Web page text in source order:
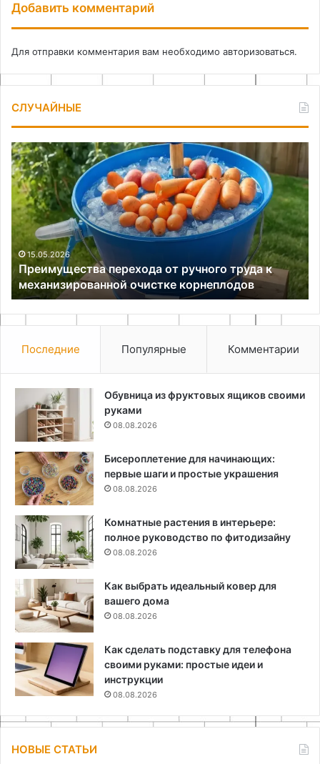
Добавить комментарий
Для отправки комментария вам необходимо авторизоваться.
СЛУЧАЙНЫЕ
Преимущества
перехода
от
ручного
труда
к
механизированной
очистке
корнеплодов
15.05.2026
Преимущества перехода от ручного труда к
механизированной очистке корнеплодов
Последние Популярные Комментарии
Обувница из фруктовых ящиков своими
руками
08.08.2026
Бисероплетение для начинающих:
первые шаги и простые украшения
08.08.2026
Комнатные растения в интерьере:
полное руководство по фитодизайну
08.08.2026
Как выбрать идеальный ковер для
вашего дома
08.08.2026
Как сделать подставку для телефона
своими руками: простые идеи и
инструкции
08.08.2026
НОВЫЕ СТАТЬИ